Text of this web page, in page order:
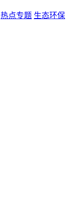
热点专题 生态环保